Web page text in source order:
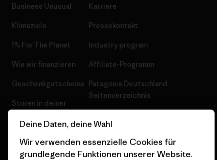
Business Unusual
Klimaziele
1% For The Planet
Wie wir finanzieren
Geschenkgutscheine
Stores in deiner
Karriere
Pressekontakt
Industry program
Affiliate-Programm
Patagonia Deutschland
Seitenverzeichnis
Deine Daten, deine Wahl
Wir verwenden essenzielle Cookies für
grundlegende Funktionen unserer Website.